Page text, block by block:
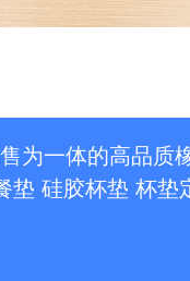
为一体的高品质
硅胶杯垫 杯